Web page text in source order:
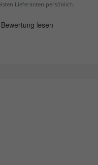
Lieferanten persönlich.
lesen